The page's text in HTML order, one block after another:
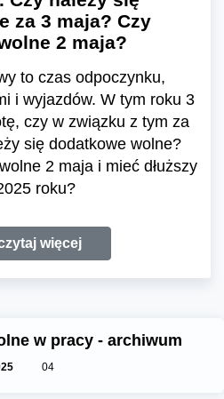
za 3 maja? Czy
2 maja?
to czas odpoczynku,
i wyjazdów. W tym roku 3
czy w związku z tym za
się dodatkowe wolne?
2 maja i mieć dłuższy
roku?
więcej
w pracy - archiwum
04